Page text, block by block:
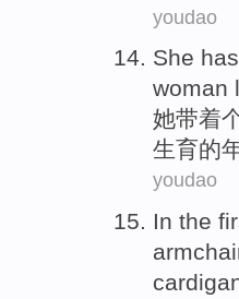
youdao
She has
woman
她带着
生育的
youdao
In the